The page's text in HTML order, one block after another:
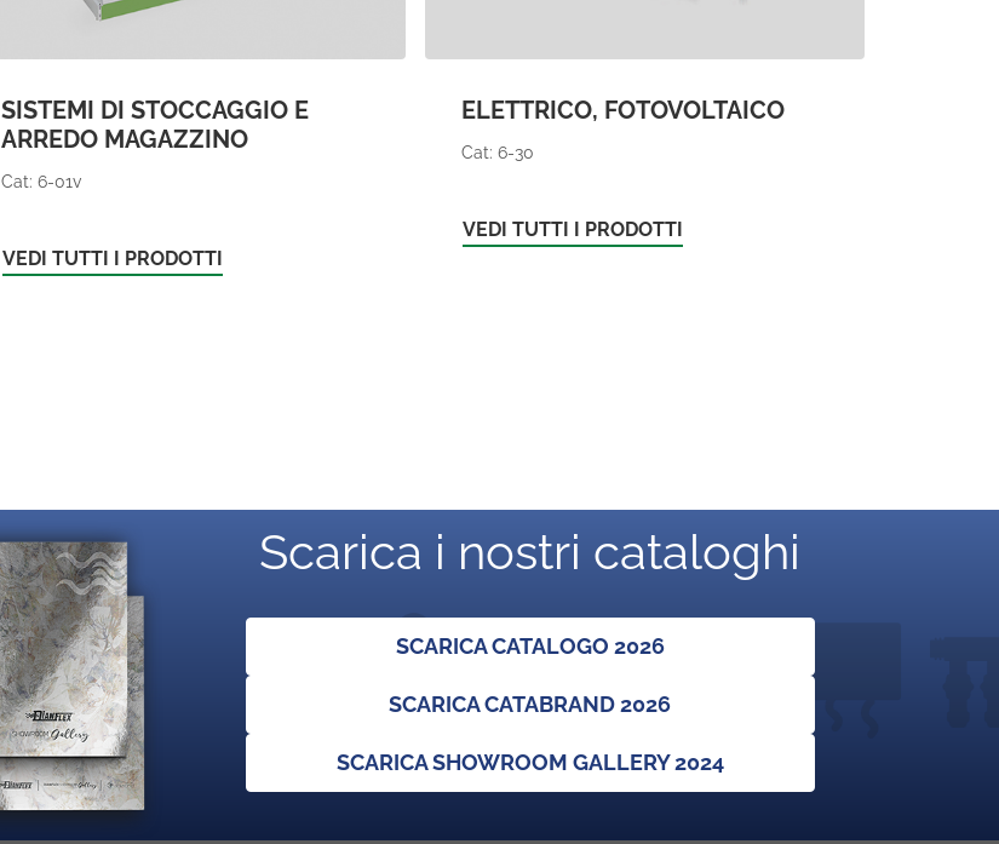
SISTEMI DI STOCCAGGIO E
ARREDO MAGAZZINO
Cat: 6-01v
VEDI TUTTI I PRODOTTI
ELETTRICO, FOTOVOLTAICO
Cat: 6-30
VEDI TUTTI I PRODOTTI
Scarica i nostri cataloghi
SCARICA CATALOGO 2026
SCARICA CATABRAND 2026
SCARICA SHOWROOM GALLERY 2024